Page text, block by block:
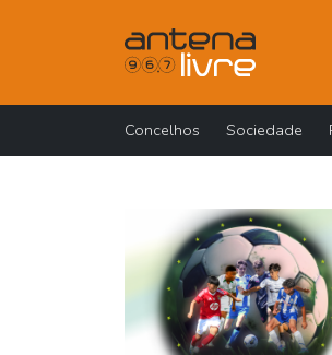
Concelhos Sociedade